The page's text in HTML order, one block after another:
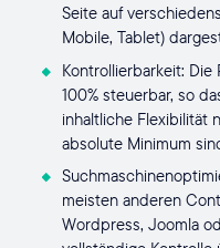
Seite auf
Mobile, Tablet)
Kontrollierbarkeit:
100% steuerbar, so
inhaltliche Flexibilität
absolute Minimum
meisten anderen
Wordpress, Joomla